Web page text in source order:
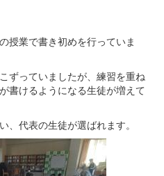
授業で書き初めを行っていま
ずっていましたが、練習を重ね
書けるようになる生徒が増えて
、代表の生徒が選ばれます。